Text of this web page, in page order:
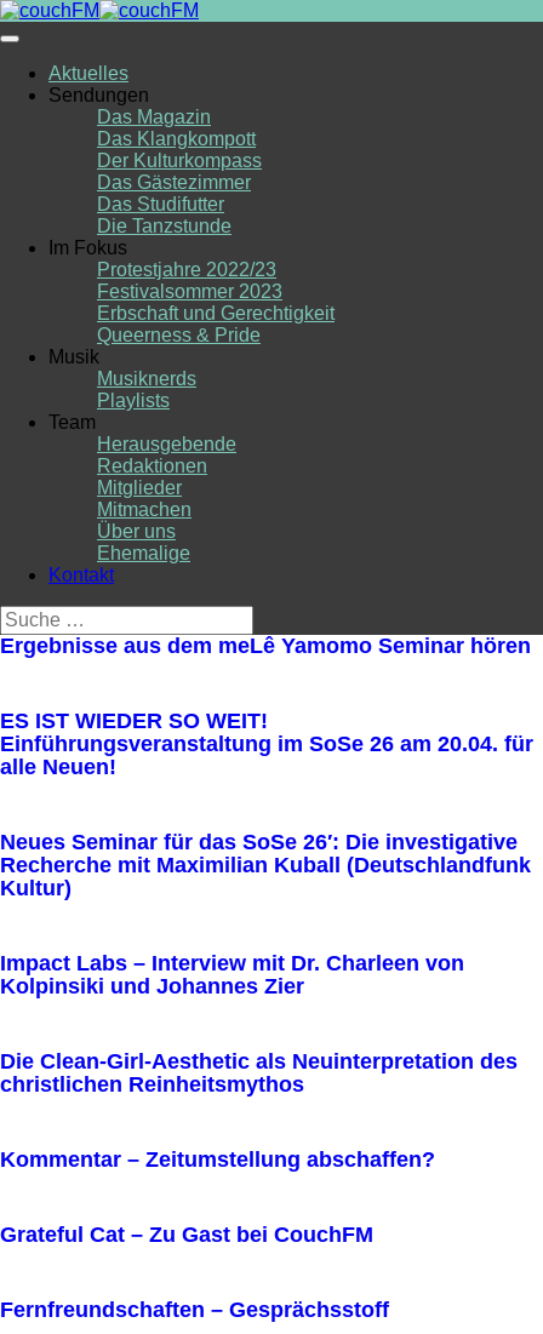
Skip
to
Aktuelles
Sendungen
Das Magazin
Das Klangkompott
Der Kulturkompass
Das Gästezimmer
Das Studifutter
Die Tanzstunde
Im Fokus
Protestjahre 2022/23
Festivalsommer 2023
Erbschaft und Gerechtigkeit
Queerness & Pride
Musik
Musiknerds
Playlists
Team
Herausgebende
Redaktionen
Mitglieder
Mitmachen
Über uns
Ehemalige
Kontakt
Suche
nach:
Ergebnisse aus dem meLê Yamomo Seminar hören
ES IST WIEDER SO WEIT!
Einführungsveranstaltung im SoSe 26 am 20.04. für
alle Neuen!
Neues Seminar für das SoSe 26′: Die investigative
Recherche mit Maximilian Kuball (Deutschlandfunk
Kultur)
Impact Labs – Interview mit Dr. Charleen von
Kolpinsiki und Johannes Zier
Die Clean-Girl-Aesthetic als Neuinterpretation des
christlichen Reinheitsmythos
Kommentar – Zeitumstellung abschaffen?
Grateful Cat – Zu Gast bei CouchFM
Fernfreundschaften – Gesprächsstoff